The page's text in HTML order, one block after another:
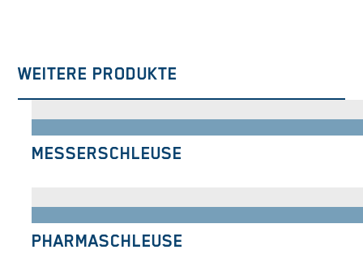
WEITERE PRODUKTE
MESSERSCHLEUSE
PHARMASCHLEUSE